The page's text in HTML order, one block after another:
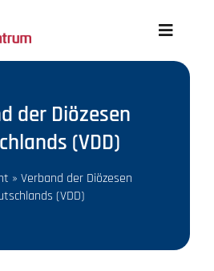
Toggle
der Diözesen
(VDD)
» Verband der Diözesen
(VDD)